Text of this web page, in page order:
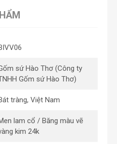
sứ Hào Thơ (Công ty
Gốm sứ Hào Thơ)
tràng, Việt Nam
lam cổ / Băng màu vẽ
kim 24k